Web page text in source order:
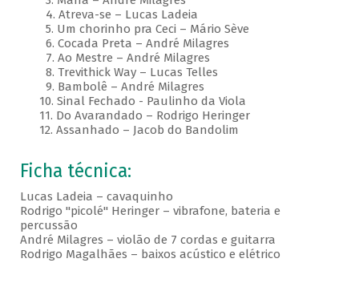
4. Atreva-se – Lucas Ladeia
5. Um chorinho pra Ceci – Mário Sève
6. Cocada Preta – André Milagres
7. Ao Mestre – André Milagres
8. Trevithick Way – Lucas Telles
9. Bambolê – André Milagres
10. Sinal Fechado - Paulinho da Viola
11. Do Avarandado – Rodrigo Heringer
12. Assanhado – Jacob do Bandolim
Ficha técnica:
Lucas Ladeia – cavaquinho
Rodrigo "picolé" Heringer – vibrafone, bateria e
percussão
André Milagres – violão de 7 cordas e guitarra
Rodrigo Magalhães – baixos acústico e elétrico